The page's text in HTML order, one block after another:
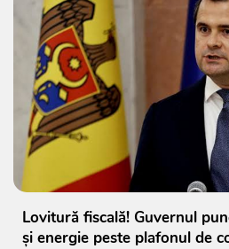
Lovitură fiscală! Guvernul
și energie peste plafonul de